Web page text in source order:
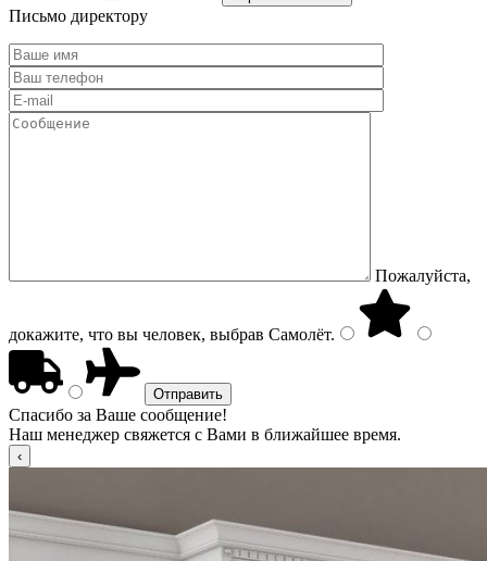
Письмо директору
Пожалуйста,
докажите, что вы человек, выбрав Самолёт.
Спасибо за Ваше сообщение!
Наш менеджер свяжется с Вами в ближайшее время.